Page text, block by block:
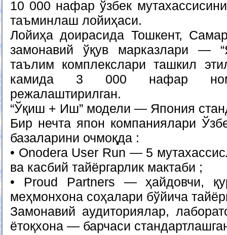
10 000 нафар ўзбек
таъминлаш лойиҳаси.
Лойиҳа доирасида Тошкент,
замонавий ўқув марказлари —
таълим комплекслари ташкил
камида 3 000 нафар
режалаштирилган.
“Ўқиш + Иш” модели — Япония
Бир нечта япон компаниялари
базаларини очмоқда :
• Onodera User Run — 5
ва касбий тайёргарлик мактаби ;
• Proud Partners — ҳайдовчи,
меҳмонхона соҳалари бўйича
Замонавий аудиториялар,
ётоқхона — барчаси